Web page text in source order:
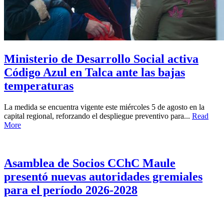
Ministerio de Desarrollo Social activa
Código Azul en Talca ante las bajas
temperaturas
La medida se encuentra vigente este miércoles 5 de agosto en la
capital regional, reforzando el despliegue preventivo para... Read
More
Asamblea de Socios CChC Maule
presentó nuevas autoridades gremiales
para el período 2026-2028